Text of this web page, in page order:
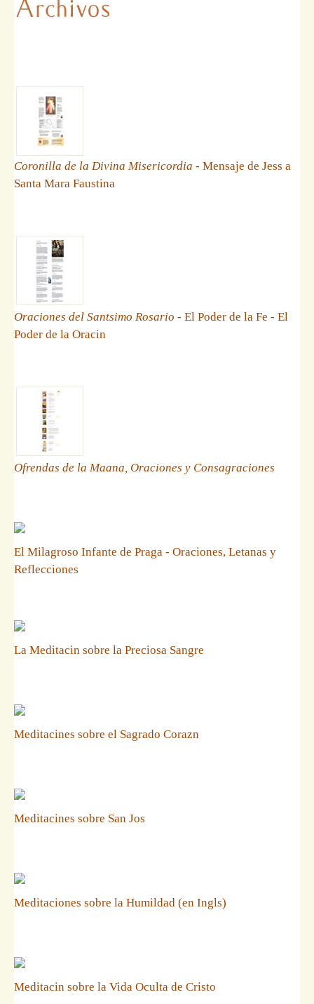
Coronilla de la Divina Misericordia - Mensaje de Jess a
Santa Mara Faustina
Oraciones del Santsimo Rosario - El Poder de la Fe - El
Poder de la Oracin
Ofrendas de la Maana, Oraciones y Consagraciones
El Milagroso Infante de Praga - Oraciones, Letanas y
Reflecciones
La Meditacin sobre la Preciosa Sangre
Meditacines sobre el Sagrado Corazn
Meditacines sobre San Jos
Meditaciones sobre la Humildad (en Ingls)
Meditacin sobre la Vida Oculta de Cristo